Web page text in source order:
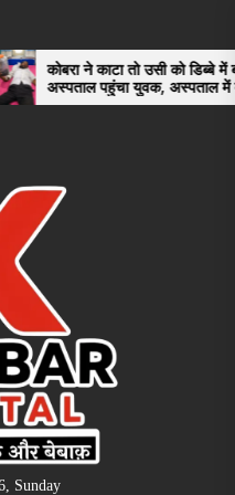
काटा तो उसी को डिब्बे में बंद कर
पहुंचा युवक, अस्पताल में देखकर डॉक्टर
हैरान
Sunday